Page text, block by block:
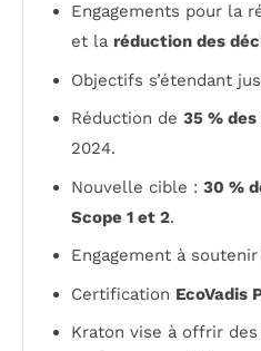
Engagements pour la
et la réduction des
Objectifs s’étendant
Réduction de 35 %
2024.
Nouvelle cible : 30 %
Scope 1 et 2.
Engagement à
Certification EcoVadis
Kraton vise à offrir des